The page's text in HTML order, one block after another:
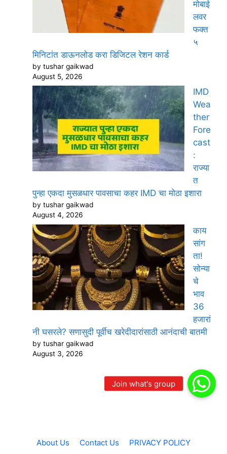
मोबाई
लवर
फक्त
५
मिनिटांत डाऊनलोड करा डिजिटल रेशन कार्ड
by tushar gaikwad
August 5, 2026
IMD
Wea
ther
Fore
cast
:
राज्या
त
पुन्हा एकदा मुसळधार पावसाचा कहर IMD चा मोठा इशारा
by tushar gaikwad
August 4, 2026
काय
सांग
ता!
सोन्या
चे
भाव
36
हजारां
नी घसरले? सणासुदी पूर्वीच खरेदीदारांसाठी आनंदाची बातमी
by tushar gaikwad
August 3, 2026
About Us Contact Us
PRIVACY POLICY